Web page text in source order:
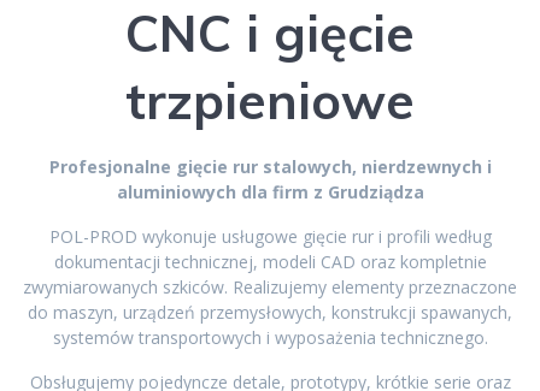
CNC i gięcie
trzpieniowe
Profesjonalne gięcie rur stalowych, nierdzewnych i
aluminiowych dla firm z Grudziądza
POL-PROD wykonuje usługowe gięcie rur i profili według
dokumentacji technicznej, modeli CAD oraz kompletnie
zwymiarowanych szkiców. Realizujemy elementy przeznaczone
do maszyn, urządzeń przemysłowych, konstrukcji spawanych,
systemów transportowych i wyposażenia technicznego.
Obsługujemy pojedyncze detale, prototypy, krótkie serie oraz